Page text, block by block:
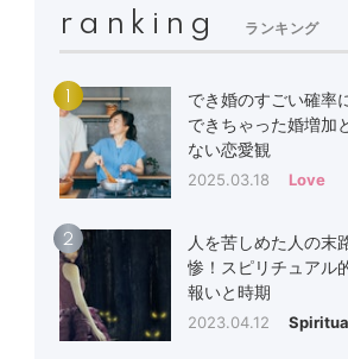
ranking ランキング
でき婚のすごい確率
できちゃった婚増加
ない恋愛観
2025.03.18 Love
2
人を苦しめた人の末
惨！スピリチュアル
報いと時期
2023.04.12